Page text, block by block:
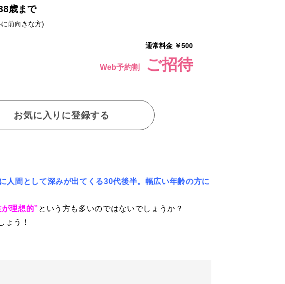
歳まで
前向きな方)
通常料金 ￥500
Web予約割 ご招待
お気に入りに登録する
人間として深みが出てくる30代後半。幅広い年齢の方に
理想的” という方も多いのではないでしょうか？
ょう！